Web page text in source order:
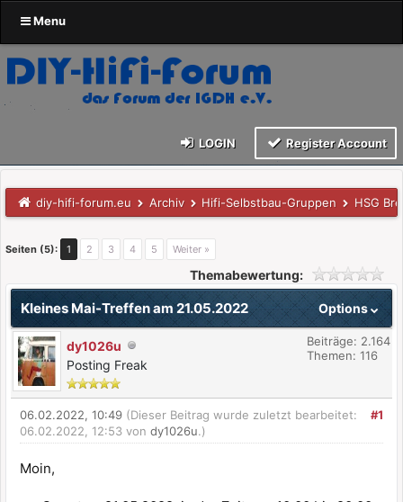
Menu
LOGIN Register Account
diy-hifi-forum.eu Archiv Hifi-Selbstbau-Gruppen HSG
Seiten (5): 1 2 3 4 5 Weiter »
Themabewertung:
Options
Kleines Mai-Treffen am 21.05.2022
dy1026u
Posting Freak
Beiträge: 2.164
Themen: 116
#1
06.02.2022, 10:49 (Dieser Beitrag wurde zuletzt bearbeitet:
06.02.2022, 12:53 von dy1026u.)
Moin,